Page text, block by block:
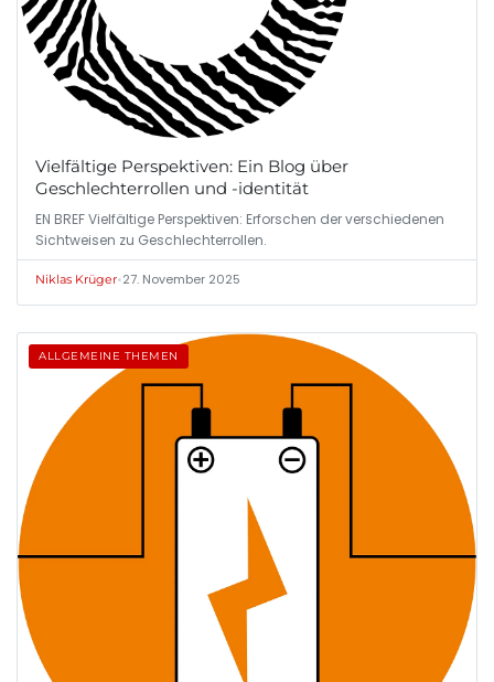
Vielfältige Perspektiven: Ein Blog über
Geschlechterrollen und -identität
EN BREF Vielfältige Perspektiven: Erforschen der verschiedenen
Sichtweisen zu Geschlechterrollen.
Niklas Krüger•27. November 2025
ALLGEMEINE THEMEN